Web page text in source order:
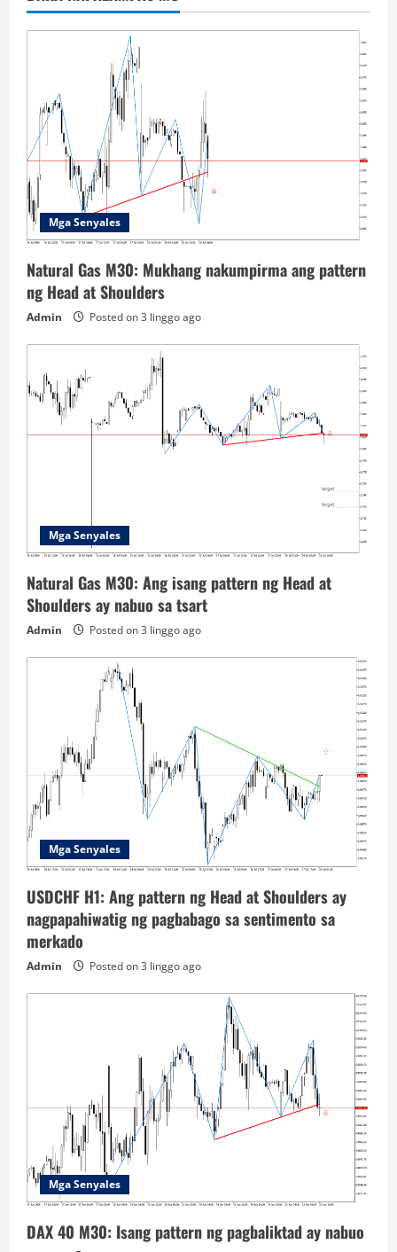
Mga Senyales
Natural Gas M30: Mukhang nakumpirma ang pattern
ng Head at Shoulders
Admin Posted on 3 linggo ago
Mga Senyales
Natural Gas M30: Ang isang pattern ng Head at
Shoulders ay nabuo sa tsart
Admin Posted on 3 linggo ago
Mga Senyales
USDCHF H1: Ang pattern ng Head at Shoulders ay
nagpapahiwatig ng pagbabago sa sentimento sa
merkado
Admin Posted on 3 linggo ago
Mga Senyales
DAX 40 M30: Isang pattern ng pagbaliktad ay nabuo